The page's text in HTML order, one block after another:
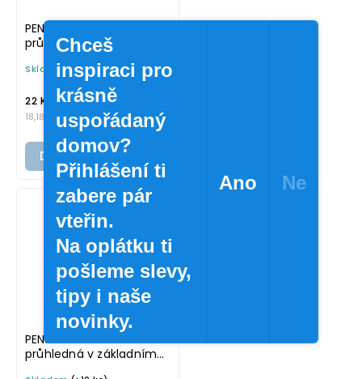
PENNE 5 x 5 cm –
průhledná v tučném
písmu, omyvatelná
samolepka na
potravinové dózy
Skladem (>10 ks)
18,18 Kč bez DPH
22 Kč / ks
Do košíku
PENNE 5 x 5 cm –
průhledná v základním
Chceš
inspiraci pro
krásně
uspořádaný
domov?
Přihlášení ti
zabere pár
vteřin.
Na oplátku ti
pošleme slevy,
tipy i naše
novinky.
Ano Ne